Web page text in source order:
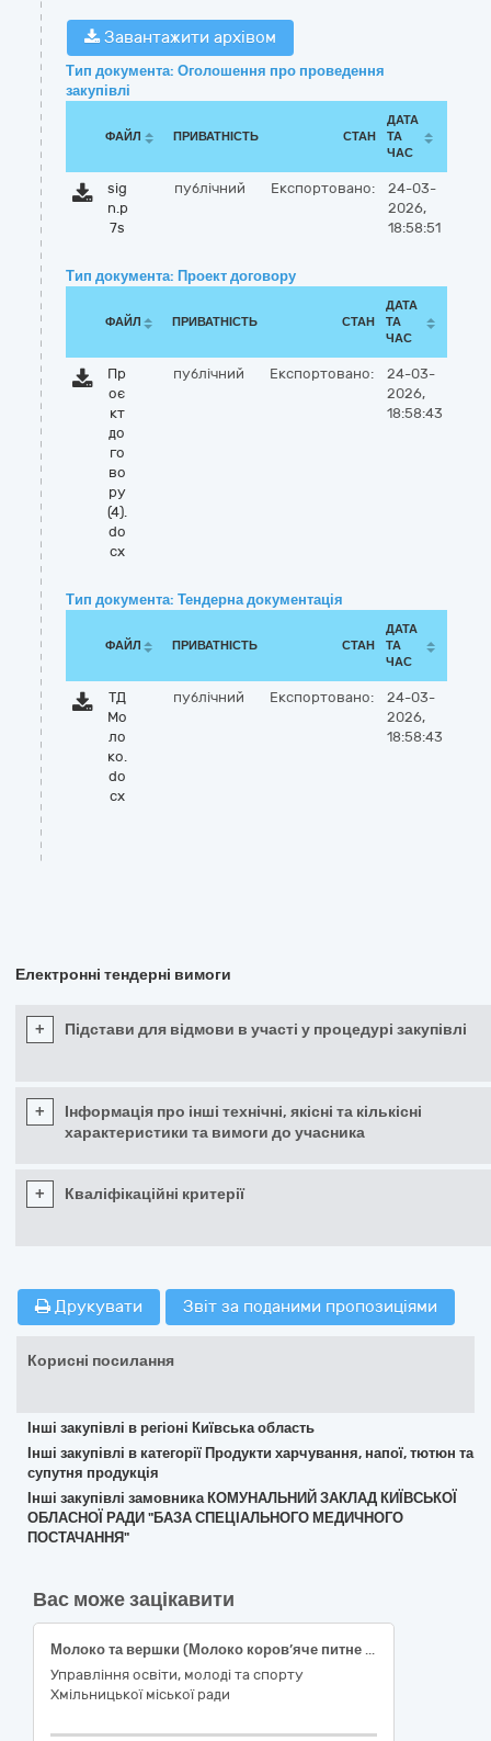
Завантажити архівом
Тип документа: Оголошення про проведення
закупівлі
ФАЙЛ ПРИВАТНІСТЬ СТАН
ДАТА
ТА
ЧАС
sig
n.p
7s
публічний Експортовано:
24-03-
2026,
18:58:51
Тип документа: Проект договору
ФАЙЛ ПРИВАТНІСТЬ СТАН
ДАТА
ТА
ЧАС
Пр
оє
кт
до
го
во
ру
(4).
do
cx
публічний Експортовано:
24-03-
2026,
18:58:43
Тип документа: Тендерна документація
ФАЙЛ ПРИВАТНІСТЬ СТАН
ДАТА
ТА
ЧАС
ТД
Мо
ло
ко.
do
cx
публічний Експортовано:
24-03-
2026,
18:58:43
Електронні тендерні вимоги
+ Підстави для відмови в участі у процедурі закупівлі
+
Інформація про інші технічні, якісні та кількісні
характеристики та вимоги до учасника
+ Кваліфікаційні критерії
Друкувати Звіт за поданими пропозиціями
Корисні посилання
Інші закупівлі в регіоні Київська область
Інші закупівлі в категорії Продукти харчування, напої, тютюн та
супутня продукція
Інші закупівлі замовника КОМУНАЛЬНИЙ ЗАКЛАД КИЇВСЬКОЇ
ОБЛАСНОЇ РАДИ "БАЗА СПЕЦІАЛЬНОГО МЕДИЧНОГО
ПОСТАЧАННЯ"
Вас може зацікавити
Молоко та вершки (Молоко коров’яче питне пастеризоване, молоко незбиране згущене з цукром)
Управління освіти, молоді та спорту
Хмільницької міської ради